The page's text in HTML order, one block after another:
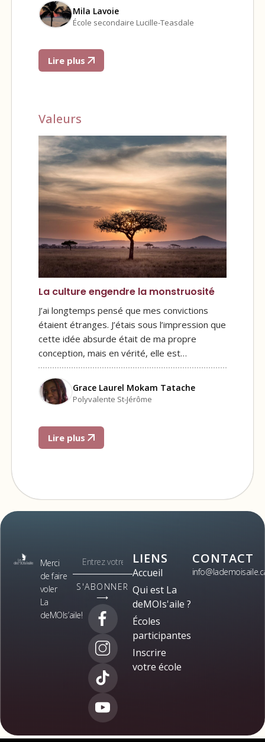
Mila Lavoie
École secondaire Lucille-Teasdale
Lire plus
Valeurs
La culture engendre la monstruosité
J’ai longtemps pensé que mes convictions
étaient étranges. J’étais sous l’impression que
cette idée absurde était de ma propre
conception, mais en vérité, elle est…
Grace Laurel Mokam Tatache
Polyvalente St-Jérôme
Lire plus
Merci
de faire
voler
La
deMOIs’aile!
S'ABONNER
⟶
LIENS
Accueil
Qui est La
deMOIs'aile ?
Écoles
participantes
Inscrire
votre école
CONTACT